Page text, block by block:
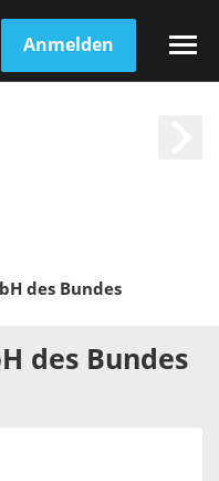
Anmelden
des Bundes
des Bundes